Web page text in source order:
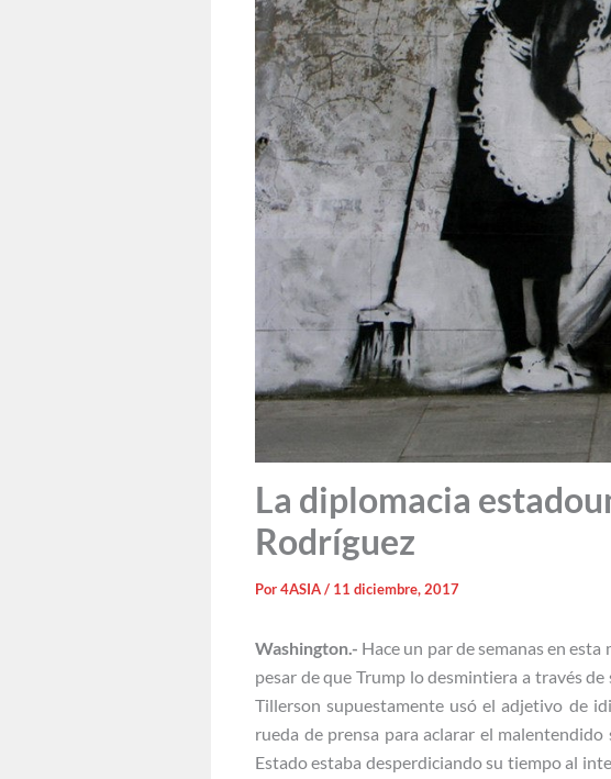
La diplomacia
Rodríguez
Por4ASIA/ 11 diciembre, 2017
Washington.- Hace un par de semanas en
pesar de que Trump lo desmintiera a través
Tillerson supuestamente usó el adjetivo de
rueda de prensa para aclarar el
Estado estaba desperdiciando su tiempo al